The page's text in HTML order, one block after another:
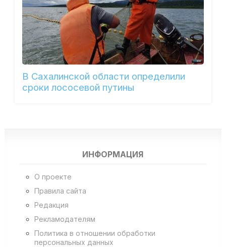
В Сахалинской области определили
сроки лососевой путины
ИНФОРМАЦИЯ
О проекте
Правила сайта
Редакция
Рекламодателям
Политика в отношении обработки
персональных данных